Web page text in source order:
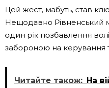
Цей жест, мабуть, став
Нещодавно Рівненський
один рік позбавлення
забороною на керування
Читайте також: На